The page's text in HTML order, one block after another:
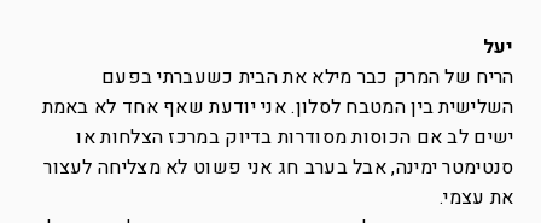
יעל
הריח של המרק כבר מילא את הבית כשעברתי בפעם
השלישית בין המטבח לסלון. אני יודעת שאף אחד לא באמת
ישים לב אם הכוסות מסודרות בדיוק במרכז הצלחות או
סנטימטר ימינה, אבל בערב חג אני פשוט לא מצליחה לעצור
את עצמי.